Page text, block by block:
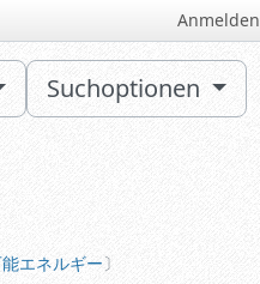
Anmelden
Suchoptionen
エネルギー